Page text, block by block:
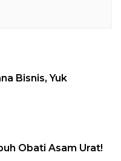
Bisnis, Yuk
Obati Asam Urat!